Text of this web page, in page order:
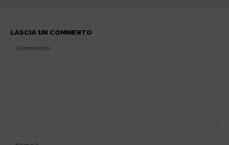
LASCIA UN COMMENTO